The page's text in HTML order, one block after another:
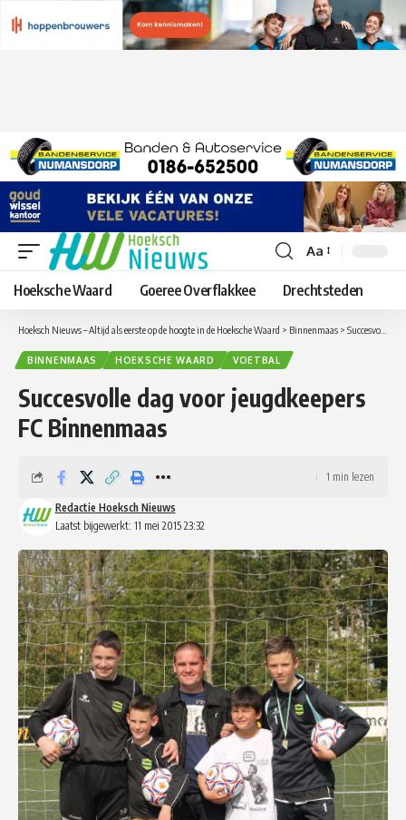
Lettergrootte
aanpassen
Aa
Hoeksche Waard Goeree Overflakkee Drechtsteden
Hoeksch Nieuws – Altijd als eerste op de hoogte in de Hoeksche Waard > Binnenmaas > Succesvolle dag voor jeugdkeepers FC Binnenmaas
BINNENMAAS HOEKSCHE WAARD VOETBAL
Succesvolle dag voor jeugdkeepers
FC Binnenmaas
Laatst bijgewerkt: 11 mei 2015 23:32
Redactie Hoeksch Nieuws
1 min lezen